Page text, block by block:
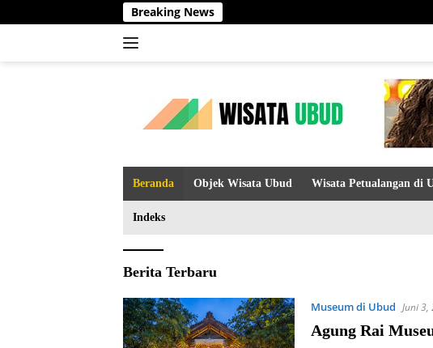
ke
Breaking News
Beranda Objek Wisata Ubud Wisata Petualangan di
Indeks
Wisata
Bali
Berita Terbaru
Museum di Ubud Juni 3,
Agung Rai